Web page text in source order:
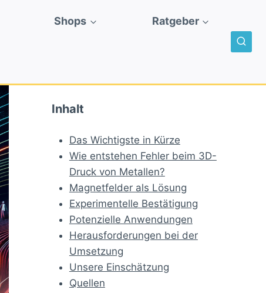
Shops Ratgeber
Inhalt
Das Wichtigste in Kürze
Wie entstehen Fehler beim 3D-
Druck von Metallen?
Magnetfelder als Lösung
Experimentelle Bestätigung
Potenzielle Anwendungen
Herausforderungen bei der
Umsetzung
Unsere Einschätzung
Quellen